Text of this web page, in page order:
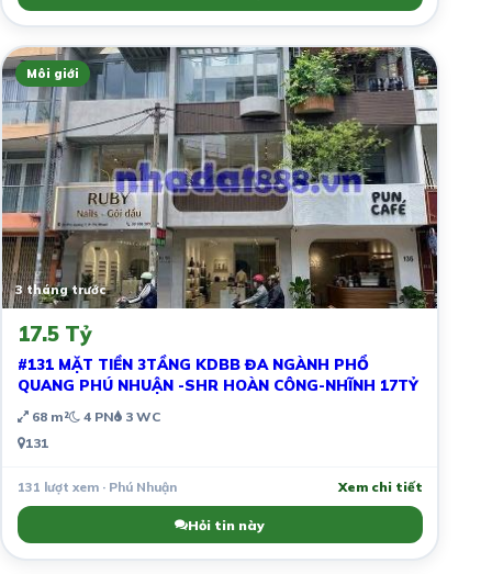
Môi giới
3 tháng trước
17.5 Tỷ
#131 MẶT TIỀN 3TẦNG KDBB ĐA NGÀNH PHỔ
QUANG PHÚ NHUẬN -SHR HOÀN CÔNG-NHĨNH 17TỶ
68 m² 4 PN 3 WC
131
131 lượt xem · Phú Nhuận Xem chi tiết
Hỏi tin này